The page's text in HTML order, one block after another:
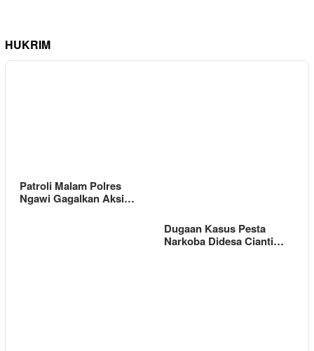
HUKRIM
Patroli Malam Polres
Ngawi Gagalkan Aksi…
Dugaan Kasus Pesta
Narkoba Didesa Cianti…